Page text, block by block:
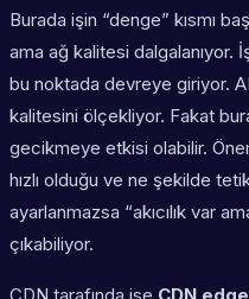
Burada işin “denge” kısmı
ama ağ kalitesi dalgalanıyor.
bu noktada devreye giriyor.
kalitesini ölçekliyor. Fakat
gecikmeye etkisi olabilir.
hızlı olduğu ve ne şekilde
ayarlanmazsa “akıcılık var
çıkabiliyor.